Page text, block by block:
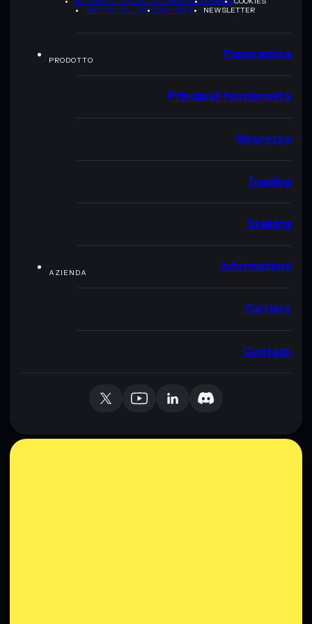
MAPPA DEL SITOBRAND KITNEWSLETTER
PRODOTTO Panoramica
Principali funzionalità
Sicurezza
Trading
Staking
AZIENDA Informazioni
Carriere
Contatti